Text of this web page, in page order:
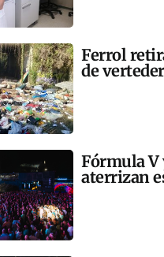
Ferrol
de
Fórmula V
aterrizan